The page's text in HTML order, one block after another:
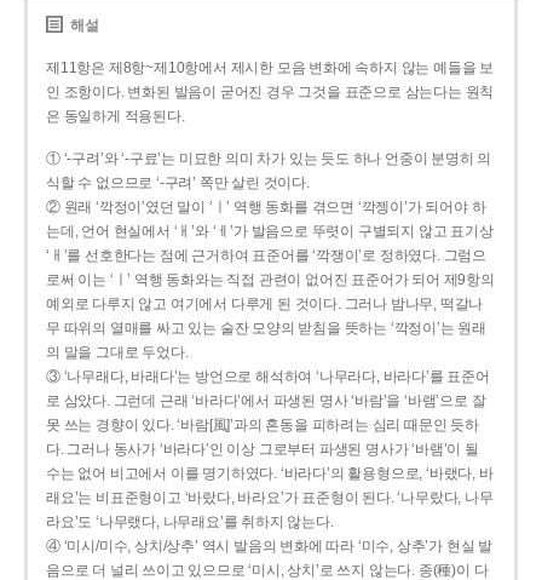
해설
제11항은 제8항~제10항에서 제시한 모음 변화에 속하지 않는 예들을 보
인 조항이다. 변화된 발음이 굳어진 경우 그것을 표준으로 삼는다는 원칙
은 동일하게 적용된다.
① ‘-구려’와 ‘-구료’는 미묘한 의미 차가 있는 듯도 하나 언중이 분명히 의
식할 수 없으므로 ‘-구려’ 쪽만 살린 것이다.
② 원래 ‘깍정이’였던 말이 ‘ㅣ’ 역행 동화를 겪으면 ‘깍젱이’가 되어야 하
는데, 언어 현실에서 ‘ㅐ’와 ‘ㅔ’가 발음으로 뚜렷이 구별되지 않고 표기상
‘ㅐ’를 선호한다는 점에 근거하여 표준어를 ‘깍쟁이’로 정하였다. 그럼으
로써 이는 ‘ㅣ’ 역행 동화와는 직접 관련이 없어진 표준어가 되어 제9항의
예외로 다루지 않고 여기에서 다루게 된 것이다. 그러나 밤나무, 떡갈나
무 따위의 열매를 싸고 있는 술잔 모양의 받침을 뜻하는 ‘깍정이’는 원래
의 말을 그대로 두었다.
③ ‘나무래다, 바래다’는 방언으로 해석하여 ‘나무라다, 바라다’를 표준어
로 삼았다. 그런데 근래 ‘바라다’에서 파생된 명사 ‘바람’을 ‘바램’으로 잘
못 쓰는 경향이 있다. ‘바람[風]’과의 혼동을 피하려는 심리 때문인 듯하
다. 그러나 동사가 ‘바라다’인 이상 그로부터 파생된 명사가 ‘바램’이 될
수는 없어 비고에서 이를 명기하였다. ‘바라다’의 활용형으로, ‘바랬다, 바
래요’는 비표준형이고 ‘바랐다, 바라요’가 표준형이 된다. ‘나무랐다, 나무
라요’도 ‘나무랬다, 나무래요’를 취하지 않는다.
④ ‘미시/미수, 상치/상추’ 역시 발음의 변화에 따라 ‘미수, 상추’가 현실 발
음으로 더 널리 쓰이고 있으므로 ‘미시, 상치’로 쓰지 않는다. 종(種)이 다